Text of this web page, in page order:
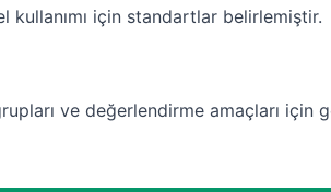
için standartlar belirlemiştir.
ve değerlendirme amaçları